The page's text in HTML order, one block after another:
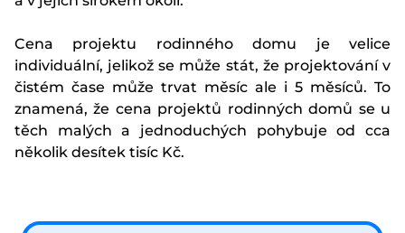
Cena projektu rodinného domu je velice
individuální, jelikož se může stát, že projektování v
čistém čase může trvat měsíc ale i 5 měsíců. To
znamená, že cena projektů rodinných domů se u
těch malých a jednoduchých pohybuje od cca
několik desítek tisíc Kč.